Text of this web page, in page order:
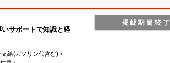
サポートで知識と経
給(ガソリン代含む)＞